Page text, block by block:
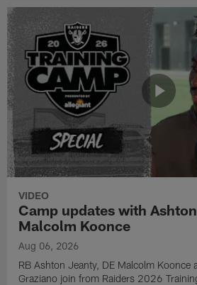
VIDEO
Camp updates with
Malcolm Koonce
Aug 06, 2026
RB Ashton Jeanty, DE Malcolm Koonce
Graziano join from Raiders 2026